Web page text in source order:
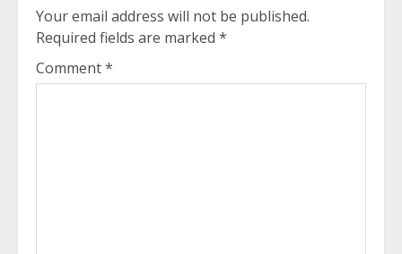
Your email address will not be published.
Required fields are marked *
Comment*